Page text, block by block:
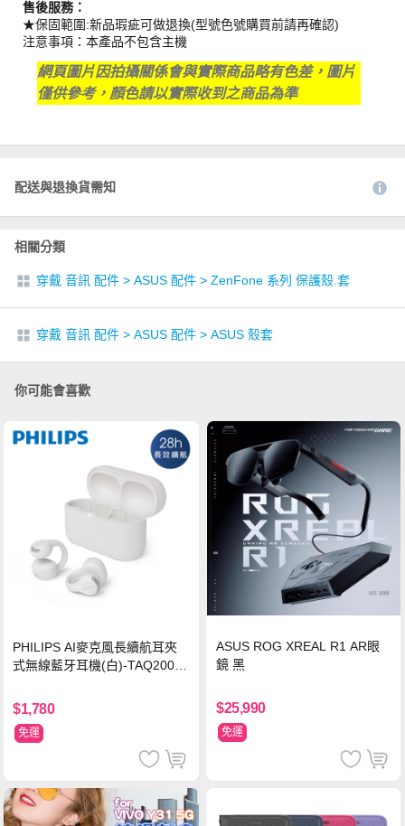
售後服務：
★保固範圍:新品瑕疵可做退換(型號色號購買前請再確認)
注意事項：本產品不包含主機
網頁圖片因拍攝關係會與實際商品略有色差，圖片
僅供參考，顏色請以實際收到之商品為準
配送與退換貨需知
相關分類
穿戴 音訊 配件 > ASUS 配件 > ZenFone 系列 保護殼.套
穿戴 音訊 配件 > ASUS 配件 > ASUS 殼套
你可能會喜歡
PHILIPS AI麥克風長續航耳夾
式無線藍牙耳機(白)-TAQ2000
$1,780
免運
ASUS ROG XREAL R1 AR眼
鏡 黑
$25,990
免運